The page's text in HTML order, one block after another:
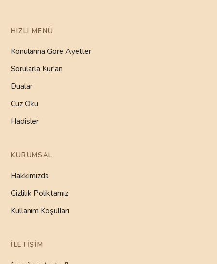
HIZLI MENÜ
Konularına Göre Ayetler
Sorularla Kur'an
Dualar
Cüz Oku
Hadisler
KURUMSAL
Hakkımızda
Gizlilik Poliktamız
Kullanım Koşulları
İLETIŞIM